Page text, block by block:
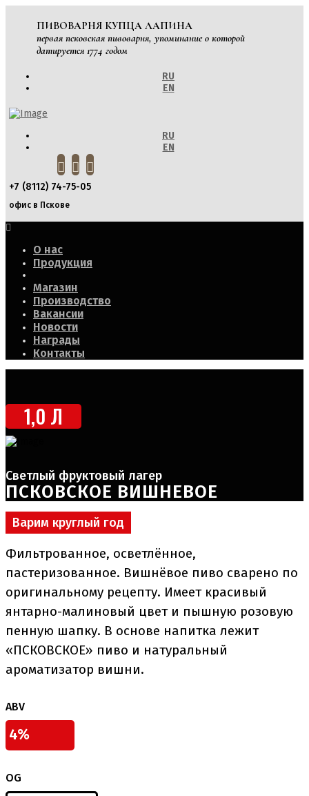
ПИВОВАРНЯ КУПЦА ЛАПИНА
первая псковская пивоварня, упоминание о которой
датируется 1774 годом
RU
EN
RU
EN
+7 (8112) 74-75-05
офис в Пскове
О нас
Продукция
Магазин
Производство
Вакансии
Новости
Награды
Контакты
1,0 Л
Светлый фруктовый лагер
ПСКОВСКОЕ ВИШНЕВОЕ
Варим круглый год
Фильтрованное, осветлённое,
пастеризованное. Вишнёвое пиво сварено по
оригинальному рецепту. Имеет красивый
янтарно-малиновый цвет и пышную розовую
пенную шапку. В основе напитка лежит
«ПСКОВСКОЕ» пиво и натуральный
ароматизатор вишни.
ABV
4%
OG